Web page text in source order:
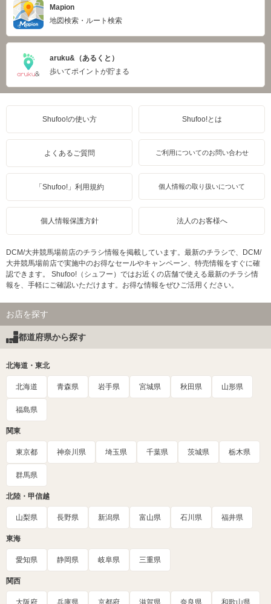
Mapion
地図検索・ルート検索
aruku&（あるくと）
歩いてポイントが貯まる
Shufoo!の使い方 Shufoo!とは
よくあるご質問 ご利用についてのお問い合わせ
「Shufoo!」利用規約 個人情報の取り扱いについて
個人情報保護方針 法人のお客様へ
DCM/大井競馬場前店のチラシ情報を掲載しています。最新のチラシで、DCM/
大井競馬場前店で実施中のお得なセールやキャンペーン、特売情報をすぐに確
認できます。 Shufoo!（シュフー）ではお近くの店舗で使える最新のチラシ情
報を、手軽にご確認いただけます。お得な情報をぜひご活用ください。
お店を探す
都道府県から探す
北海道・東北
北海道 青森県 岩手県 宮城県 秋田県 山形県
福島県
関東
東京都 神奈川県 埼玉県 千葉県 茨城県 栃木県
群馬県
北陸・甲信越
山梨県 長野県 新潟県 富山県 石川県 福井県
東海
愛知県 静岡県 岐阜県 三重県
関西